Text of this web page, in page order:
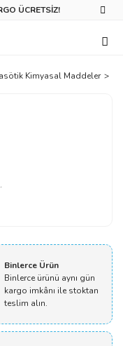
ÜCRETSİZ!
Kimyasal Maddeler
Binlerce Ürün
Binlerce ürünü aynı gün
kargo imkânı ile stoktan
teslim alın.